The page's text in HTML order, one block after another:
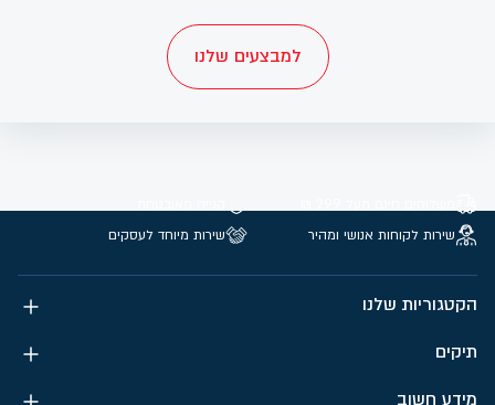
למבצעים שלנו
שירות לקוחות אנושי ומהיר
שירות מיוחד לעסקים
הקטגוריות שלנו
תיקים
מידע חשוב